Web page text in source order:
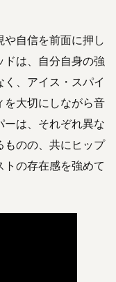
自信を前面に押し
ドは、自分自身の強
、アイス・スパイ
を大切にしながら音
は、それぞれ異な
ものの、共にヒップ
の存在感を強めて